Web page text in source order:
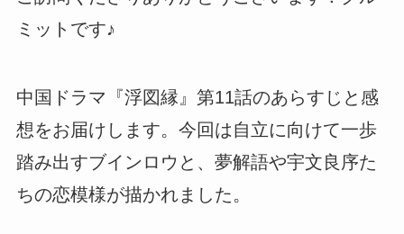
ミットです♪
中国ドラマ『浮図縁』第11話のあらすじと感
想をお届けします。今回は自立に向けて一歩
踏み出すブインロウと、夢解語や宇文良序た
ちの恋模様が描かれました。